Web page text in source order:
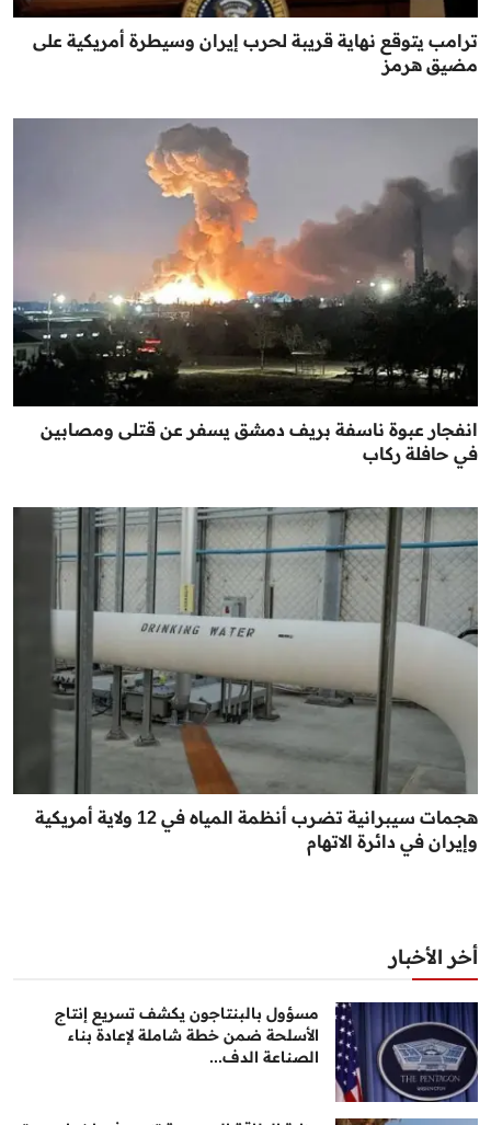
ترامب يتوقع نهاية قريبة لحرب إيران وسيطرة أمريكية على
مضيق هرمز
انفجار عبوة ناسفة بريف دمشق يسفر عن قتلى ومصابين
في حافلة ركاب
هجمات سيبرانية تضرب أنظمة المياه في 12 ولاية أمريكية
وإيران في دائرة الاتهام
أخر الأخبار
مسؤول بالبنتاجون يكشف تسريع إنتاج
الأسلحة ضمن خطة شاملة لإعادة بناء
الصناعة الدف...